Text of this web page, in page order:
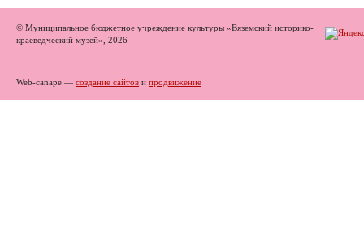
© Муниципальное бюджетное учреждение культуры «Вяземский историко-
краеведческий музей», 2026
Web-canape — создание сайтов и продвижение